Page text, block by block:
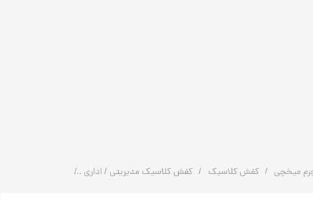
میخچی کفش کلاسیک کفش کلاسیک مدیریتی / اداری